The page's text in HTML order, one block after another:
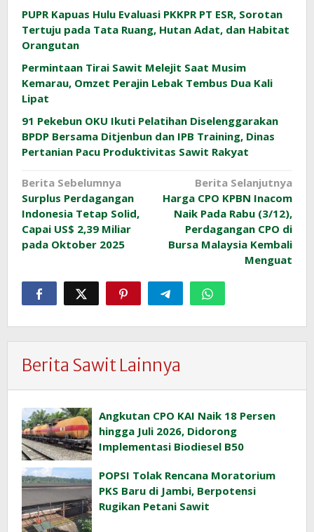
PUPR Kapuas Hulu Evaluasi PKKPR PT ESR, Sorotan
Tertuju pada Tata Ruang, Hutan Adat, dan Habitat
Orangutan
Permintaan Tirai Sawit Melejit Saat Musim
Kemarau, Omzet Perajin Lebak Tembus Dua Kali
Lipat
91 Pekebun OKU Ikuti Pelatihan Diselenggarakan
BPDP Bersama Ditjenbun dan IPB Training, Dinas
Pertanian Pacu Produktivitas Sawit Rakyat
Navigasi
pos
Berita Sebelumnya
Surplus Perdagangan
Indonesia Tetap Solid,
Capai US$ 2,39 Miliar
pada Oktober 2025
Berita Selanjutnya
Harga CPO KPBN Inacom
Naik Pada Rabu (3/12),
Perdagangan CPO di
Bursa Malaysia Kembali
Menguat
Berita Sawit Lainnya
Angkutan CPO KAI Naik 18 Persen
hingga Juli 2026, Didorong
Implementasi Biodiesel B50
POPSI Tolak Rencana Moratorium
PKS Baru di Jambi, Berpotensi
Rugikan Petani Sawit